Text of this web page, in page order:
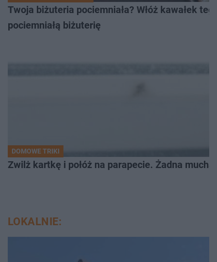
Twoja biżuteria pociemniała? Włóż kawałek
pociemniałą biżuterię
DOMOWE TRIKI
Zwilż kartkę i połóż na parapecie. Żadna
LOKALNIE: